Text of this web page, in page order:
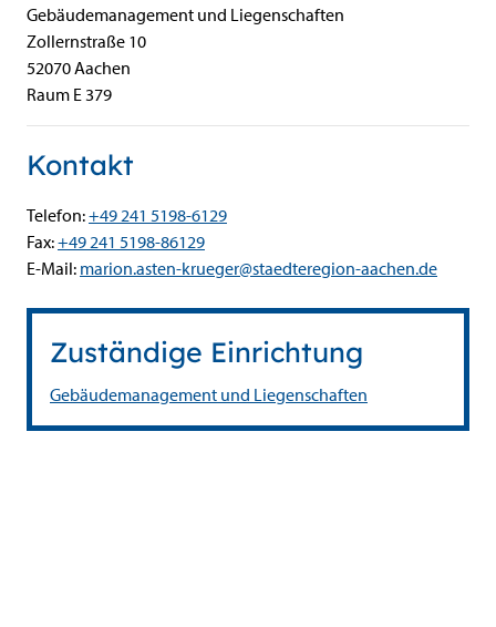
Gebäudemanagement und Liegenschaften
Zollernstraße 10
52070Aachen
Raum E 379
Kontakt
Telefon:+49 241 5198-6129
Fax:+49 241 5198-86129
E-Mail: marion.asten-krueger@staedteregion-aachen.de
Zuständige Einrichtung
Gebäudemanagement und Liegenschaften